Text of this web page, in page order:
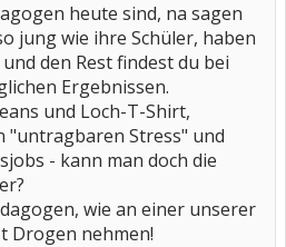
heute sind, na sagen
jung wie ihre Schüler, haben
den Rest findest du bei
Ergebnissen.
und Loch-T-Shirt,
"untragbaren Stress" und
- kann man doch die
wie an einer unserer
Drogen nehmen!